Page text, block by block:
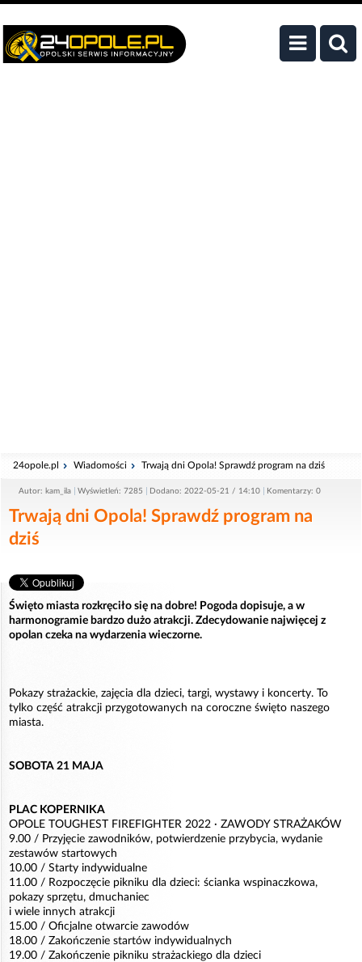
24opole.pl Wiadomości Trwają dni Opola! Sprawdź program na dziś
Autor: kam_ila Wyświetleń: 7285 Dodano: 2022-05-21 / 14:10 Komentarzy: 0
Trwają dni Opola! Sprawdź program na
dziś
Święto miasta rozkręciło się na dobre! Pogoda dopisuje, a w
harmonogramie bardzo dużo atrakcji. Zdecydowanie najwięcej z
opolan czeka na wydarzenia wieczorne.
Pokazy strażackie, zajęcia dla dzieci, targi, wystawy i koncerty. To
tylko część atrakcji przygotowanych na coroczne święto naszego
miasta.
SOBOTA 21 MAJA
PLAC KOPERNIKA
OPOLE TOUGHEST FIREFIGHTER 2022 · ZAWODY STRAŻAKÓW
9.00 / Przyjęcie zawodników, potwierdzenie przybycia, wydanie
zestawów startowych
10.00 / Starty indywidualne
11.00 / Rozpoczęcie pikniku dla dzieci: ścianka wspinaczkowa,
pokazy sprzętu, dmuchaniec
i wiele innych atrakcji
15.00 / Oficjalne otwarcie zawodów
18.00 / Zakończenie startów indywidualnych
19.00 / Zakończenie pikniku strażackiego dla dzieci